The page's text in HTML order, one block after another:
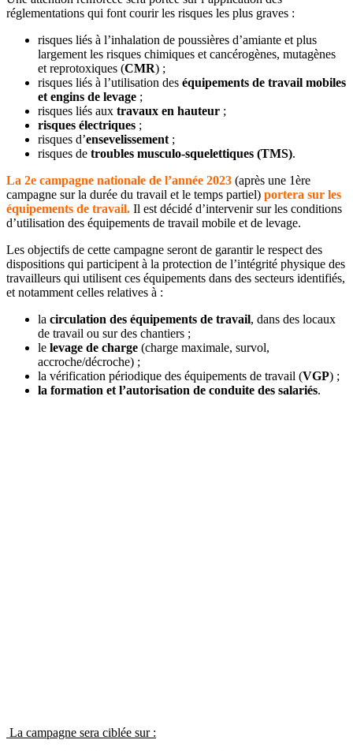
réglementations qui font courir les risques les plus graves :
risques liés à l’inhalation de poussières d’amiante et plus
largement les risques chimiques et cancérogènes, mutagènes
et reprotoxiques (CMR) ;
risques liés à l’utilisation des équipements de travail mobiles
et engins de levage ;
risques liés aux travaux en hauteur ;
risques électriques ;
risques d’ensevelissement ;
risques de troubles musculo-squelettiques (TMS).
La 2e campagne nationale de l’année 2023 (après une 1ère
campagne sur la durée du travail et le temps partiel) portera sur les
équipements de travail. Il est décidé d’intervenir sur les conditions
d’utilisation des équipements de travail mobile et de levage.
Les objectifs de cette campagne seront de garantir le respect des
dispositions qui participent à la protection de l’intégrité physique des
travailleurs qui utilisent ces équipements dans des secteurs identifiés,
et notamment celles relatives à :
la circulation des équipements de travail, dans des locaux
de travail ou sur des chantiers ;
le levage de charge (charge maximale, survol,
accroche/décroche) ;
la vérification périodique des équipements de travail (VGP) ;
la formation et l’autorisation de conduite des salariés.
La campagne sera ciblée sur :